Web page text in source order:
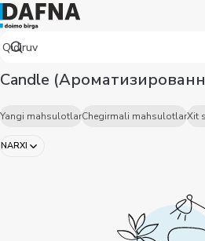
NARXI
Candle
Yangi mahsulotlarChegirmali mahsulotlarXit